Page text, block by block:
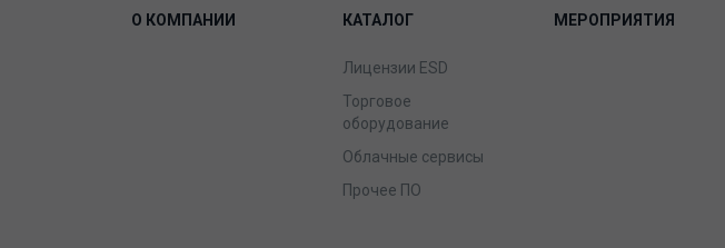
О КОМПАНИИ КАТАЛОГ
Лицензии ESD
Торговое
оборудование
Облачные сервисы
Прочее ПО
МЕРОПРИЯТИЯ